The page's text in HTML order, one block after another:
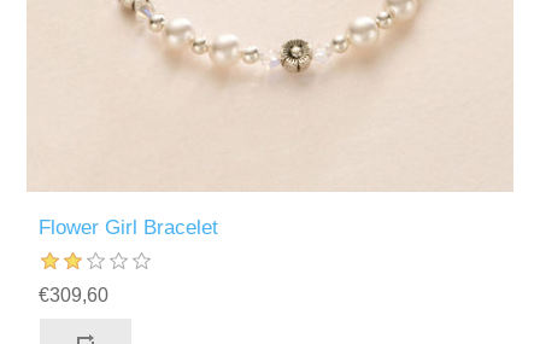
Flower Girl Bracelet
€309,60